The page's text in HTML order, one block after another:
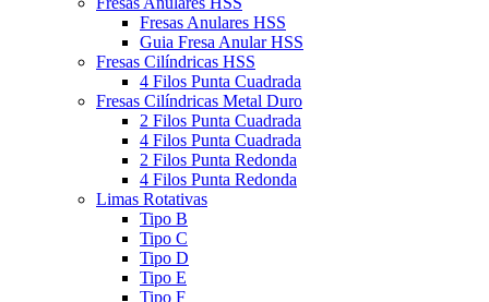
Fresas Anulares HSS
Guia Fresa Anular HSS
Fresas Cilíndricas HSS
4 Filos Punta Cuadrada
Fresas Cilíndricas Metal Duro
2 Filos Punta Cuadrada
4 Filos Punta Cuadrada
2 Filos Punta Redonda
4 Filos Punta Redonda
Limas Rotativas
Tipo B
Tipo C
Tipo D
Tipo E
Tipo F